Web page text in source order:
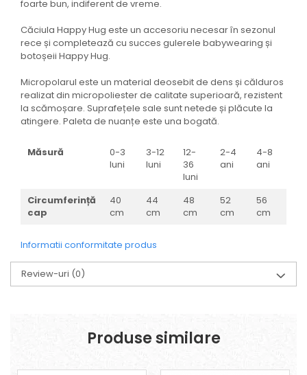
foarte bun, indiferent de vreme.
Căciula Happy Hug este un accesoriu necesar în sezonul
rece și completează cu succes gulerele babywearing și
botoșeii Happy Hug.
Micropolarul este un material deosebit de dens și călduros
realizat din micropoliester de calitate superioară, rezistent
la scămoșare. Suprafețele sale sunt netede și plăcute la
atingere. Paleta de nuanțe este una bogată.
Măsură
0-3
luni
3-12
luni
12-
36
luni
2-4
ani
4-8
ani
Circumferință
cap
40
cm
44
cm
48
cm
52
cm
56
cm
Informatii conformitate produs
Review-uri (0)
Produse similare